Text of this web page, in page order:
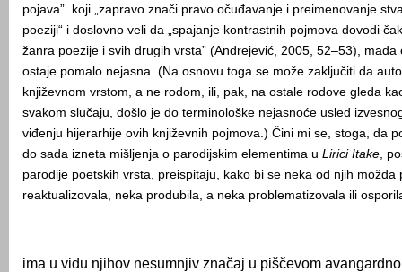
pojava” koji „zapravo znači pravo očuđavanje i preimenovanje
poeziji“ i doslovno veli da „spajanje kontrastnih pojmova dovodi
žanra poezije i svih drugih vrsta” (Andrejević, 2005, 52–53), mada
ostaje pomalo nejasna. (Na osnovu toga se može zaključiti da
književnom vrstom, a ne rodom, ili, pak, na ostale rodove gleda
svakom slučaju, došlo je do terminološke nejasnoće usled
viđenju hijerarhije ovih književnih pojmova.) Čini mi se, stoga, da
do sada izneta mišljenja o parodijskim elementima u Lirici Itake,
parodije poetskih vrsta, preispitaju, kako bi se neka od njih možda
reaktualizovala, neka produbila, a neka problematizovala ili
ima u vidu njihov nesumnjiv značaj u piščevom